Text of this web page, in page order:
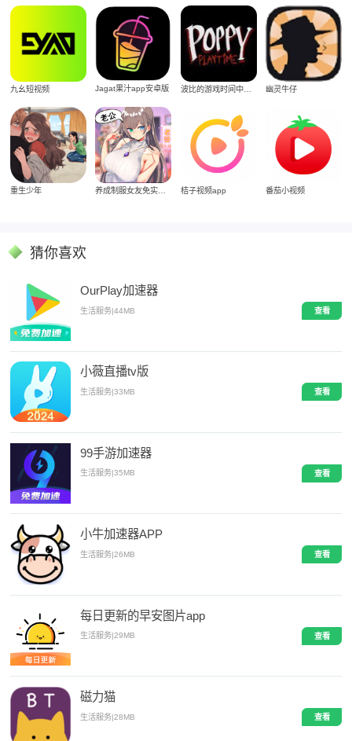
九幺短视频 Jagat果汁app安卓版 波比的游戏时间中文版 幽灵牛仔
重生少年 桔子视频app 番茄小视频
猜你喜欢
OurPlay加速器
生活服务|44MB 查看
小薇直播tv版
生活服务|33MB 查看
99手游加速器
生活服务 |35MB 查看
小牛加速器APP
生活服务|26MB 查看
每日更新的早安图片app
生活服务|29MB 查看
磁力猫
生活服务|28MB 查看